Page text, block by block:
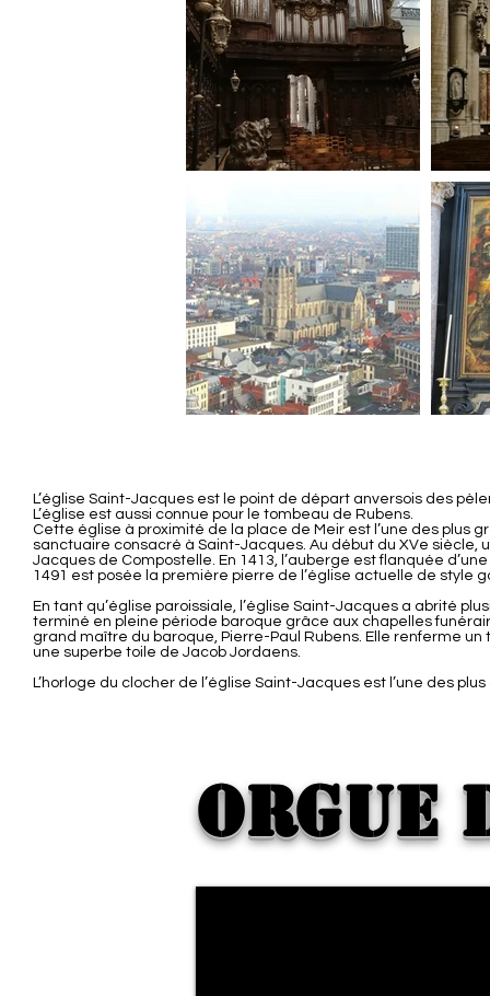
L’église Saint-Jacques est le point de départ anversois des
L’église est aussi connue pour le tombeau de Rubens.
Cette église à proximité de la place de Meir est l’une des plus
sanctuaire consacré à Saint-Jacques. Au début du XVe siècle,
Jacques de Compostelle. En 1413, l’auberge est flanquée
1491 est posée la première pierre de l’église actuelle de style
En tant qu’église paroissiale, l’église Saint-Jacques a abrité
terminé en pleine période baroque grâce aux chapelles
grand maître du baroque, Pierre-Paul Rubens. Elle renferme
une superbe toile de Jacob Jordaens.
L’horloge du clocher de l’église Saint-Jacques est l’une des
Orgue